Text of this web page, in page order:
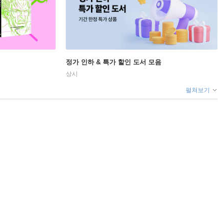
정가 인하 & 특가 할인 도서 모음
상시
펼쳐보기